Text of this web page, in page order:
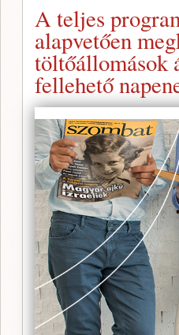
A teljes
alapvetően
töltőállomások
fellehető